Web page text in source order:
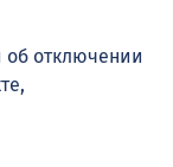
об отключении